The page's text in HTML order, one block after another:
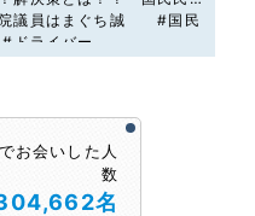
院議員はまぐち誠 #国民
ドライバー
お会いした人
数
名